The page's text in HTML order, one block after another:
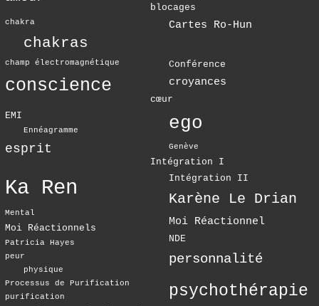
blocages
Cartes Ro-Hun
chakra
chakras
champ électromagnétique Conférence
conscience croyances
cœur
ego
EMI
Ennéagramme
esprit Genève
Intégration I
Intégration II
Ka Ren Karène Le Drian
Mental
Moi Réactionnel
Moi Réactionnels
NDE
Patricia Hayes
personnalité
peur
physique
Processus de Purification
psychothérapie
purification